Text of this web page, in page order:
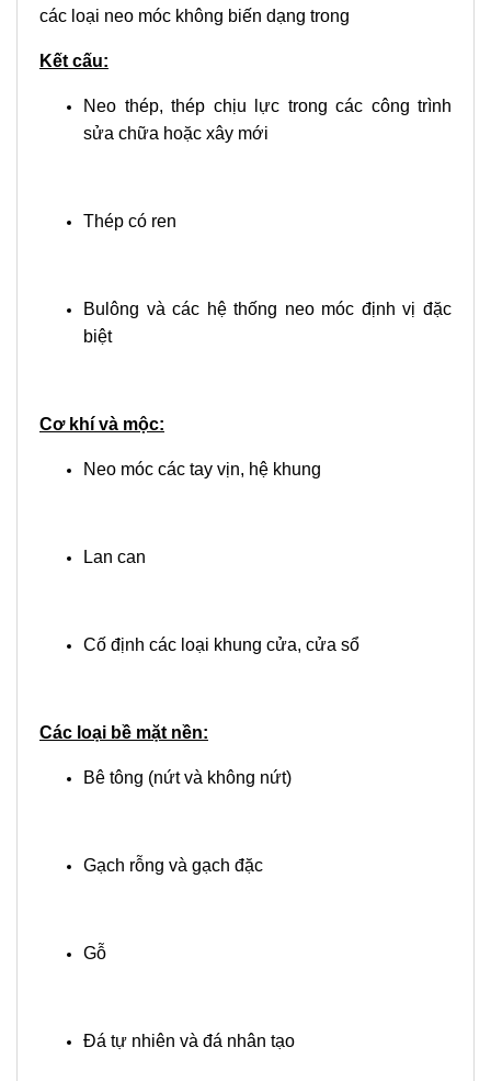
các loại neo móc không biến dạng trong
Kết cấu:
Neo thép, thép chịu lực trong các công trình
sửa chữa hoặc xây mới
Thép có ren
Bulông và các hệ thống neo móc định vị đặc
biệt
Cơ khí và mộc:
Neo móc các tay vịn, hệ khung
Lan can
Cố định các loại khung cửa, cửa sổ
Các loại bề mặt nền:
Bê tông (nứt và không nứt)
Gạch rỗng và gạch đặc
Gỗ
Đá tự nhiên và đá nhân tạo